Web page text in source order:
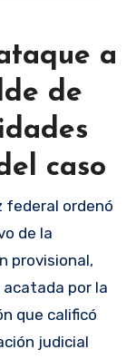
a
de
caso
federal ordenó
de la
provisional,
acatada por la
que calificó
judicial